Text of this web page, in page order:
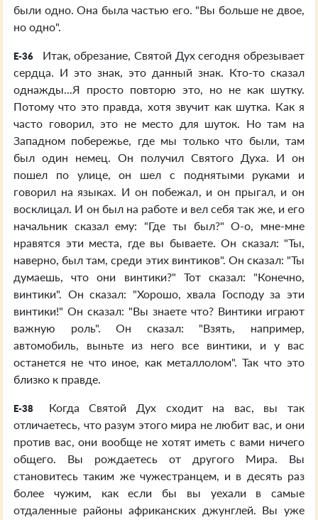
были одно. Она была частью его. "Вы больше не двое,
но одно".
E-36
Итак, обрезание, Святой Дух сегодня обрезывает
сердца. И это знак, это данный знак. Кто-то сказал
однажды...Я просто повторю это, но не как шутку.
Потому что это правда, хотя звучит как шутка. Как я
часто говорил, это не место для шуток. Но там на
Западном побережье, где мы только что были, там
был один немец. Он получил Святого Духа. И он
пошел по улице, он шел с поднятыми руками и
говорил на языках. И он побежал, и он прыгал, и он
восклицал. И он был на работе и вел себя так же, и его
начальник сказал ему: "Где ты был?" О-о, мне-мне
нравятся эти места, где вы бываете. Он сказал: "Ты,
наверно, был там, среди этих винтиков". Он сказал: "Ты
думаешь, что они винтики?" Тот сказал: "Конечно,
винтики". Он сказал: "Хорошо, хвала Господу за эти
винтики!" Он сказал: "Вы знаете что? Винтики играют
важную роль". Он сказал: "Взять, например,
автомобиль, выньте из него все винтики, и у вас
останется не что иное, как металлолом". Так что это
близко к правде.
E-38
Когда Святой Дух сходит на вас, вы так
отличаетесь, что разум этого мира не любит вас, и они
против вас, они вообще не хотят иметь с вами ничего
общего. Вы рождаетесь от другого Мира. Вы
становитесь таким же чужестранцем, и в десять раз
более чужим, как если бы вы уехали в самые
отдаленные районы африканских джунглей. Вы уже